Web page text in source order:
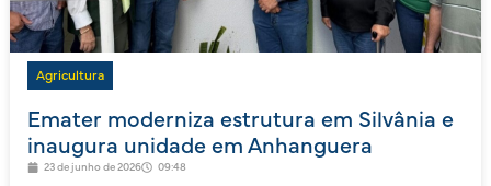
Agricultura
Emater moderniza estrutura em Silvânia e
inaugura unidade em Anhanguera
23 de junho de 2026 09:48